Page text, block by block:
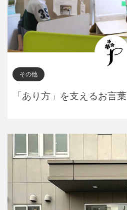
その他
「あり方」を支えるお言葉